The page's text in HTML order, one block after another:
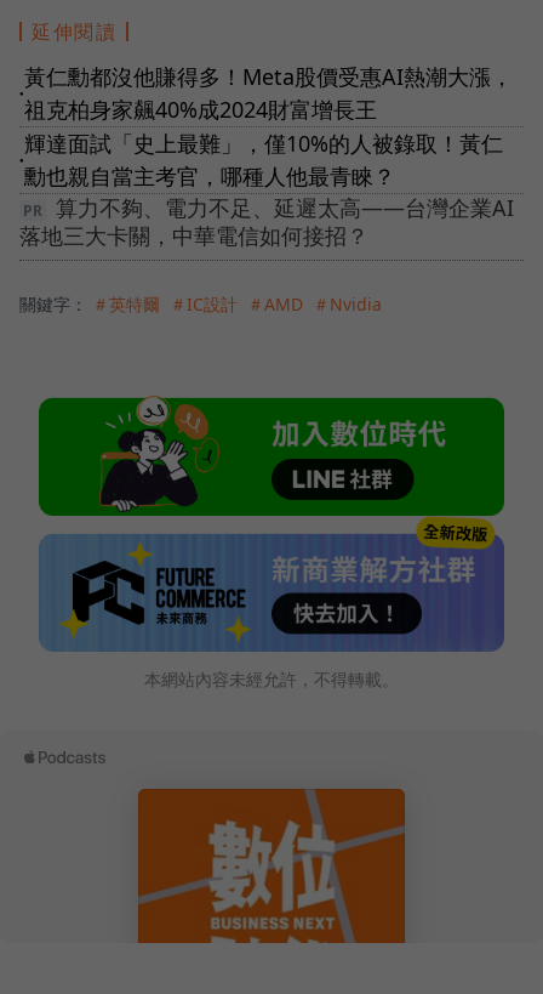
延伸閱讀
●
黃仁勳都沒他賺得多！Meta股價受惠AI熱潮大漲，
祖克柏身家飆40%成2024財富增長王
●
輝達面試「史上最難」，僅10%的人被錄取！黃仁
勳也親自當主考官，哪種人他最青睞？
算力不夠、電力不足、延遲太高——台灣企業AI
落地三大卡關，中華電信如何接招？
關鍵字： ＃英特爾 ＃IC設計 ＃AMD ＃Nvidia
本網站內容未經允許，不得轉載。